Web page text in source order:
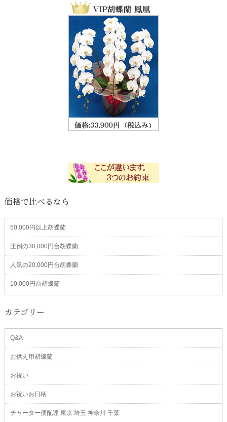
価格で比べるなら
50,000円以上胡蝶蘭
圧倒の30,000円台胡蝶蘭
人気の20,000円台胡蝶蘭
10,000円台胡蝶蘭
カテゴリー
Q&A
お供え用胡蝶蘭
お祝い
お祝いお日柄
チャーター便配達 東京 埼玉 神奈川 千葉